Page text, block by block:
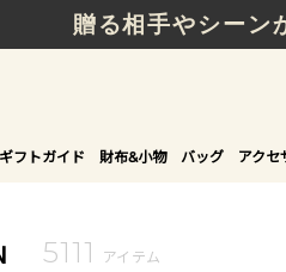
贈る相手やシーン
ギフトガイド 財布&小物 バッグ アクセ
5111 アイテム